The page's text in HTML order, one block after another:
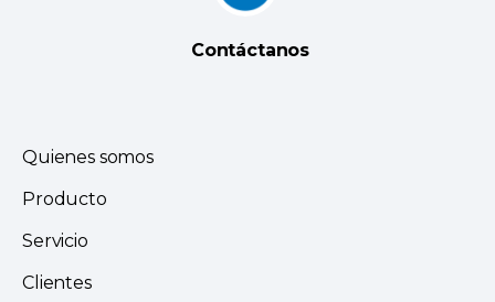
Contáctanos
Quienes somos
Producto
Servicio
Clientes